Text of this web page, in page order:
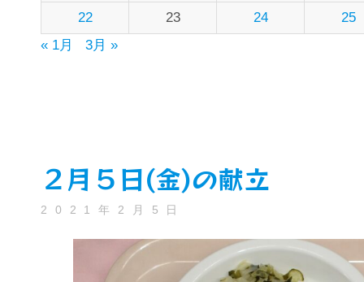
22 23 24
25
« 1月
3月 »
２月５日(金)の献立
2021年2月5日